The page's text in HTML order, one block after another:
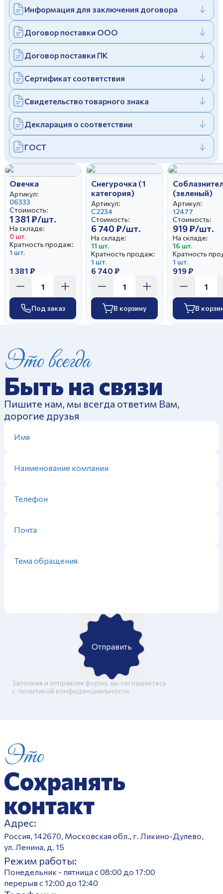
Отправить
Заполняя и отправляя форму, вы соглашаетесь
cполитикой конфиденциальности
Заполняя и отправляя форму, вы соглашаетесь
cполитикой конфиденциальности
Дулевский фарфоровый завод ©
Политика конфиденциальности
Информация для заключения договора
Договор поставки ООО
Договор поставки ПК
Сертификат соответствия
Свидетельство товарного знака
Декларация о соответствии
ГОСТ
Овечка
Артикул:
06333
Стоимость:
1 381 ₽/шт.
На складе:
0 шт.
Кратность продаж:
1 шт.
1 381 ₽
Под заказ
Снегурочка (1
категория)
Артикул:
С2234
Стоимость:
6 740 ₽/шт.
На складе:
11 шт.
Кратность продаж:
1 шт.
6 740 ₽
В корзину
(зеленый)
Артикул:
12477
Стоимость:
919 ₽/шт.
На складе:
16 шт.
Кратность
1 шт.
919 ₽
В
Это всегда
Быть на связи
Пишите нам, мы всегда ответим Вам,
дорогие друзья
Отправить
Заполняя и отправляя форму, вы соглашаетесь
c политикой конфиденциальности
Это
Сохранять
контакт
Адрес:
Россия, 142670, Московская обл., г. Ликино-Дулево,
ул. Ленина, д. 15
Режим работы:
Понедельник - пятница с 08:00 до 17:00
перерыв с 12:00 до 12:40